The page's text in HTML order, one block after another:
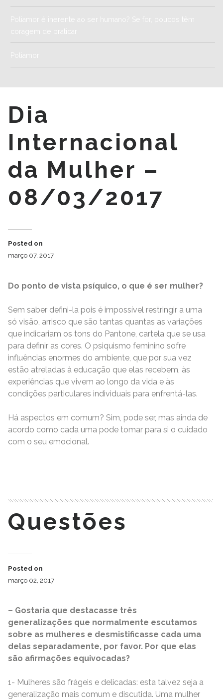
Poliamor é inerente ao ser humano? Se for, poucos têm
coragem de praticar
Poliamor
Dia
Internacional
da Mulher –
08/03/2017
Posted on
março 07, 2017
Do ponto de vista psíquico, o que é ser mulher?
Sem saber defini-la pois é impossível restringir a uma
só visão, arrisco que são tantas quantas as variações
que indicariam os tons do Pantone, cartela que se usa
para definir as cores. O psiquismo feminino sofre
influências enormes do ambiente, que por sua vez
estão atreladas à educação que elas recebem, às
experiências que vivem ao longo da vida e às
condições particulares individuais para enfrentá-las.
Há aspectos em comum? Sim, pode ser, mas ainda de
acordo como cada uma pode tomar para si o cuidado
com o seu emocional.
Questões
Posted on
março 02, 2017
– Gostaria que destacasse três
generalizações que normalmente escutamos
sobre as mulheres e desmistificasse cada uma
delas separadamente, por favor. Por que elas
são afirmações equivocadas?
1- Mulheres são frágeis e delicadas: esta talvez seja a
generalização mais comum e discutida. Uma mulher